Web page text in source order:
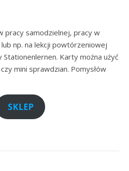
pracy samodzielnej, pracy w
lub np. na lekcji powtórzeniowej
Karty można użyć
mini sprawdzian. Pomysłów
SKLEP